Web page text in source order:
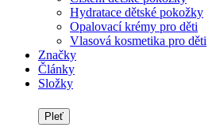
Hydratace dětské pokožky
Opalovací krémy pro děti
Vlasová kosmetika pro děti
Značky
Články
Složky
Pleť